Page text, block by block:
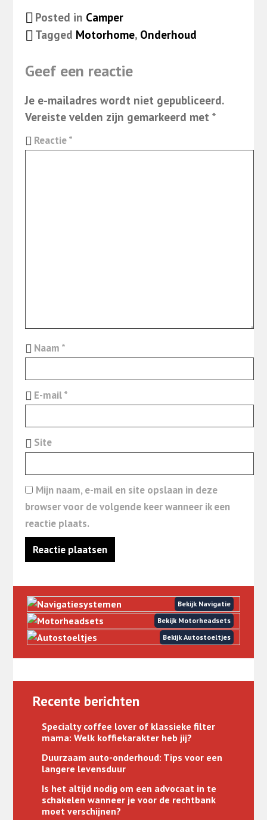
Posted in Camper
Tagged Motorhome, Onderhoud
Geef een reactie
Je e-mailadres wordt niet gepubliceerd.
Vereiste velden zijn gemarkeerd met *
Reactie*
Naam *
E-mail*
Site
Mijn naam, e-mail en site opslaan in deze
browser voor de volgende keer wanneer ik een
reactie plaats.
Bekijk Navigatie
Bekijk Motorheadsets
Bekijk Autostoeltjes
Recente berichten
Specialty coffee lover of klassieke filter
mama: Welk koffiekarakter heb jij?
Duurzaam auto-onderhoud: Tips voor een
langere levensduur
Is het altijd nodig om een advocaat in te
schakelen wanneer je voor de rechtbank
moet verschijnen?